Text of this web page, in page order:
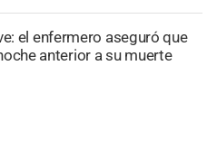
el enfermero aseguró que
anterior a su muerte